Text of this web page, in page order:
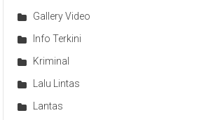
Gallery Video
Info Terkini
Kriminal
Lalu Lintas
Lantas